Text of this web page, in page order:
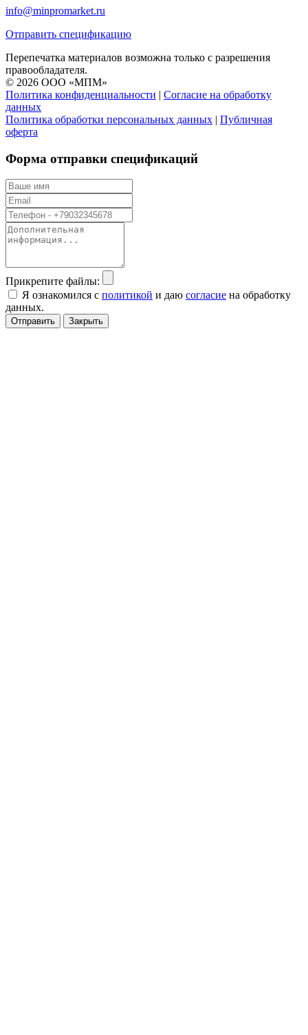
info@minpromarket.ru
Отправить спецификацию
Перепечатка материалов возможна только с разрешения
правообладателя.
© 2026 ООО «МПМ»
Политика конфиденциальности | Согласие на обработку
данных
Политика обработки персональных данных | Публичная
оферта
Форма отправки спецификаций
Прикрепите файлы:
Я ознакомился с политикой и даю согласие на обработку
данных.
Отправить Закрыть